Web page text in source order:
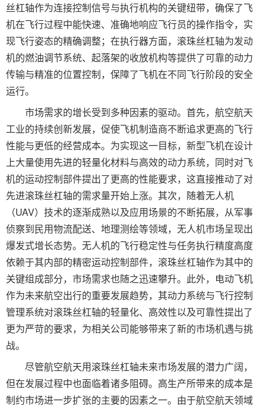
丝杠轴作为连接控制信号与执行机构的关键纽带，确保了飞
机在飞行过程中能快速、准确地响应飞行员的操作指令，实
现飞行姿态的精确调整；在执行器方面，滚珠丝杠轴为发动
机的燃油调节系统、起落架的收放机构等提供了可靠的动力
传输与精准的位置控制，保障了飞机在不同飞行阶段的安全
运行。
市场需求的增长受到多种因素的驱动。首先，航空航天
工业的持续创新发展，促使飞机制造商不断追求更高的飞行
性能与更低的经营成本。为实现这一目标，新型飞机在设计
上大量使用先进的轻量化材料与高效的动力系统，同时对飞
机的运动控制部件提出了更高的性能要求，这直接推动了对
先进滚珠丝杠轴的需求量开始上涨。其次，随着无人机
（UAV）技术的逐渐成熟以及应用场景的不断拓展，从军事
侦察到民用物流配送、地理测绘等领域，无人机市场呈现出
爆发式增长态势。无人机的飞行稳定性与任务执行精度高度
依赖于其内部的精密运动控制部件，滚珠丝杠轴作为其中的
关键组成部分，市场需求也随之迅速攀升。此外，电动飞机
作为未来航空出行的重要发展趋势，其动力系统与飞行控制
管理系统对滚珠丝杠轴的轻量化、高效性以及可靠性提出了
更为严苛的要求，为相关公司能够带来了新的市场机遇与挑
战。
尽管航空航天用滚珠丝杠轴未来市场发展的潜力广阔，
但在发展过程中也面临着诸多阻碍。高生产所带来的成本是
制约市场进一步扩张的主要的因素之一。由于航空航天领域